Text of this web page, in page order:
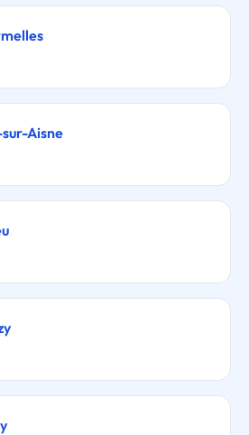
Aisne